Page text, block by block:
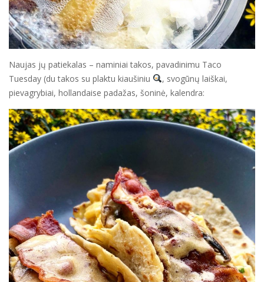
Naujas jų patiekalas – naminiai takos, pavadinimu Taco
Tuesday (du takos su plaktu kiaušiniu
, svogūnų laiškai,
pievagrybiai, hollandaise padažas, šoninė, kalendra: